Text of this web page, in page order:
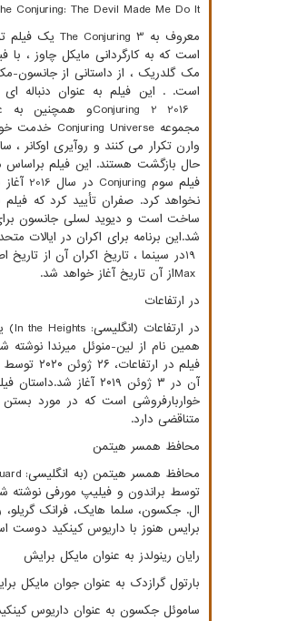
Conjuring: The Devil Made Me Do It
معروف به The Conjuring 3 یک فیلم
است که به کارگردانی مایکل چاوز ، با
مک گلدریک ، از داستانی از
است. . این فیلم به عنوان دنباله ای
Conjuring 2 2016و همچنین به
مجموعه Conjuring Universe خدمت
وارن تکرار می کنند و روآیری اوکانر
حال بازگشت هستند. این فیلم براساس
فیلم سوم Conjuring
در
ساخت است و دیوید لسلی جانسون برای
شد.این برنامه برای اکران در ایالات متحده در تاریخ 4 ژوئن 2021 توسط تصاویر برادران وارنر برنامه ریزی
19در سینما ، تاریخ اکران آن از تاریخ اصلی 11 سپتامبر 2020 به تأخیر افتاد. این فیلم همچنین با پخش همزمان یک ماهه
Maxاز آن تاریخ آغاز خواهد شد.
در ارتفاعات
در ارتفاعات (انگلیسی: In the Heights‎
)
همین نام از لین-منوئل میرندا نوشته
آن در ۳ ژوئن ۲۰۱۹
خواربارفروشی است که در مورد
متناقضی دارد.
محافظ همسر هیتمن
محافظ همسر هیتمن (به انگلیسی:
ال. جکسون، سلما هایک، فرانک گریلو،
برایس هنوز با داریوس کینکید دوست
رایان رینولدز به عنوان مایکل برایش
بارتول گرازدک به عنوان جوان مایکل
ساموئل جکسون به عنوان داریوس